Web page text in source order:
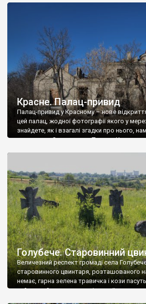
Красне. Палац-привид
Палац-привид у Красному – нове
цей палац, жодної фотографії якого у
знайдете, як і взагалі згадки про нього,
мешканець Самгородка. Палац у
Голубече. Старовинний
Величезний респект громаді села
старовинного цвинтаря, розташованого
немає, гарна зелена травичка і кози
найкращий регулятор шкідливої, для